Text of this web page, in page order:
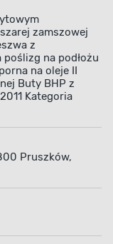
zamszowej
z
na podłożu
na oleje II
Buty BHP z
Kategoria
Pruszków,